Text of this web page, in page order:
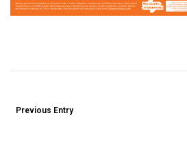
Previous Entry